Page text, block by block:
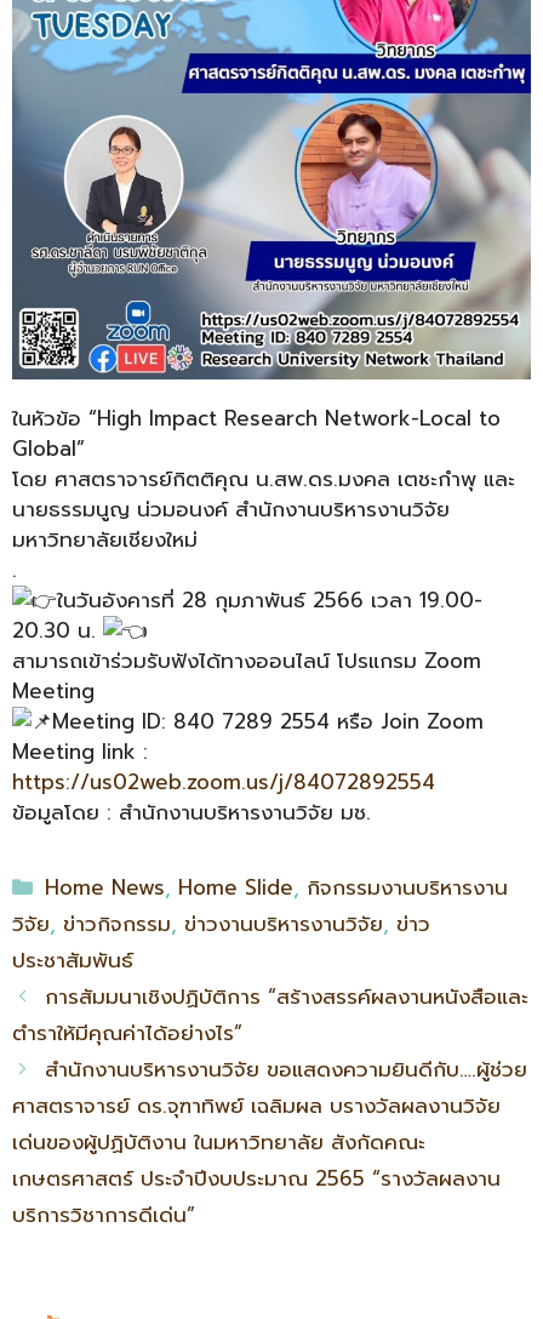
ในหัวข้อ “High Impact Research Network-Local to
Global”
โดย ศาสตราจารย์กิตติคุณ น.สพ.ดร.มงคล เตชะกำพุ และ
นายธรรมนูญ น่วมอนงค์ สำนักงานบริหารงานวิจัย
มหาวิทยาลัยเชียงใหม่
.
ในวันอังคารที่ 28 กุมภาพันธ์ 2566 เวลา 19.00-
20.30 น.
สามารถเข้าร่วมรับฟังได้ทางออนไลน์ โปรแกรม Zoom
Meeting
Meeting ID: 840 7289 2554 หรือ Join Zoom
Meeting link :
https://us02web.zoom.us/j/84072892554
ข้อมูลโดย : สำนักงานบริหารงานวิจัย มช.
Home News, Home Slide, กิจกรรมงานบริหารงาน
วิจัย, ข่าวกิจกรรม, ข่าวงานบริหารงานวิจัย, ข่าว
ประชาสัมพันธ์
การสัมมนาเชิงปฏิบัติการ “สร้างสรรค์ผลงานหนังสือและ
ตำราให้มีคุณค่าได้อย่างไร”
สำนักงานบริหารงานวิจัย ขอแสดงความยินดีกับ….ผู้ช่วย
ศาสตราจารย์ ดร.จุฑาทิพย์ เฉลิมผล บรางวัลผลงานวิจัย
เด่นของผู้ปฏิบัติงาน ในมหาวิทยาลัย สังกัดคณะ
เกษตรศาสตร์ ประจำปีงบประมาณ 2565 “รางวัลผลงาน
บริการวิชาการดีเด่น”